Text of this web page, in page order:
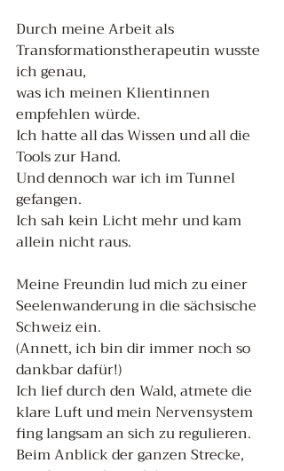
Durch meine Arbeit als
Transformationstherapeutin wusste
ich genau,
was ich meinen Klientinnen
empfehlen würde.
Ich hatte all das Wissen und all die
Tools zur Hand.
Und dennoch war ich im Tunnel
gefangen.
Ich sah kein Licht mehr und kam
allein nicht raus.
Meine Freundin lud mich zu einer
Seelenwanderung in die sächsische
Schweiz ein.
(Annett, ich bin dir immer noch so
dankbar dafür!)
Ich lief durch den Wald, atmete die
klare Luft und mein Nervensystem
fing langsam an sich zu regulieren.
Beim Anblick der ganzen Strecke,